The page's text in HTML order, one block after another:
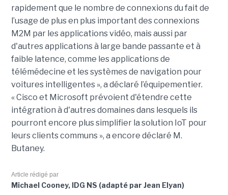
rapidement que le nombre de connexions du fait de
l’usage de plus en plus important des connexions
M2M par les applications vidéo, mais aussi par
d'autres applications à large bande passante et à
faible latence, comme les applications de
télémédecine et les systèmes de navigation pour
voitures intelligentes », a déclaré l’équipementier.
« Cisco et Microsoft prévoient d'étendre cette
intégration à d'autres domaines dans lesquels ils
pourront encore plus simplifier la solution IoT pour
leurs clients communs », a encore déclaré M.
Butaney.
Article rédigé par
Michael Cooney, IDG NS (adapté par Jean Elyan)